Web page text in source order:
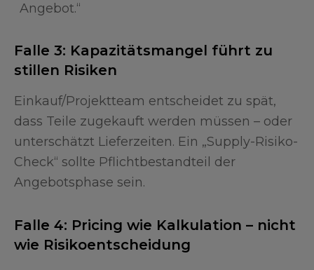
Angebot.“
Falle 3: Kapazitätsmangel führt zu
stillen Risiken
Einkauf/Projektteam entscheidet zu spät,
dass Teile zugekauft werden müssen – oder
unterschätzt Lieferzeiten. Ein „Supply-Risiko-
Check“ sollte Pflichtbestandteil der
Angebotsphase sein.
Falle 4: Pricing wie Kalkulation – nicht
wie Risikoentscheidung